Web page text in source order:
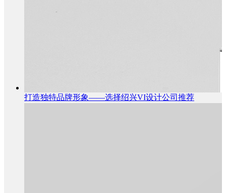
打造独特品牌形象——选择绍兴VI设计公司推荐